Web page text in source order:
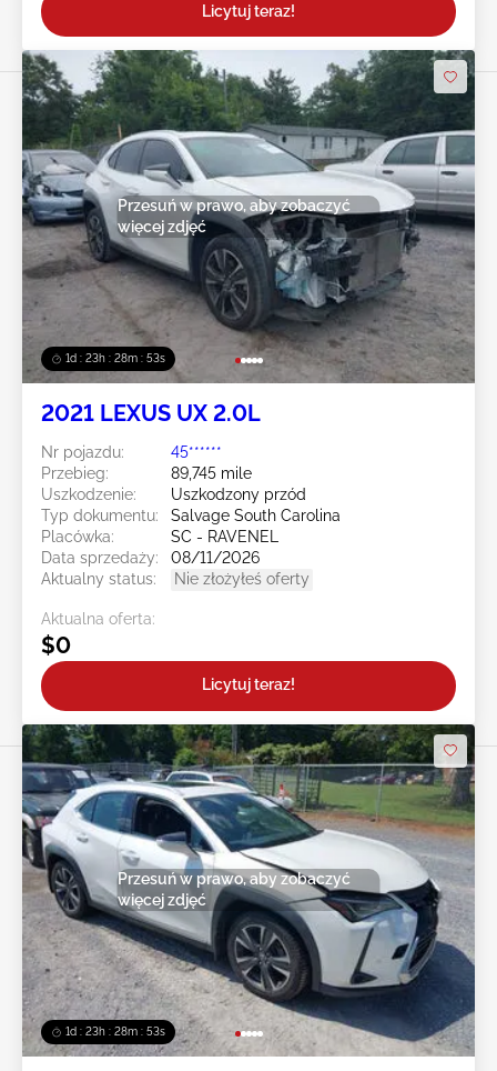
Licytuj teraz!
1d : 23h : 28m : 50s
Przesuń w prawo, aby zobaczyć
więcej zdjęć
2021 LEXUS UX 2.0L
Nr pojazdu:
45******
Przebieg:
89,745 mile
Uszkodzenie:
Uszkodzony przód
Typ dokumentu:
Salvage South Carolina
Placówka:
SC - RAVENEL
Data sprzedaży:
08/11/2026
Aktualny status:
Nie złożyłeś oferty
Aktualna oferta:
$0
Licytuj teraz!
1d : 23h : 28m : 50s
Przesuń w prawo, aby zobaczyć
więcej zdjęć